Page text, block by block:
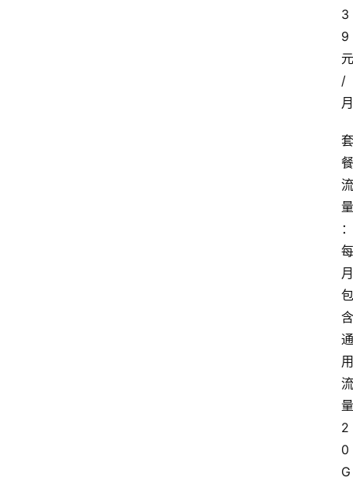
3
9
元
/
月
套
餐
流
量
：
每
月
包
含
通
用
流
量
2
0
G